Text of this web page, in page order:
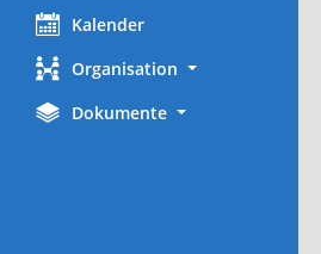
Kalender
Organisation
Dokumente